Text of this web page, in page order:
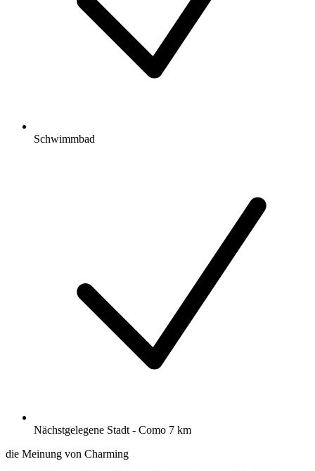
Schwimmbad
Nächstgelegene Stadt - Como 7 km
die Meinung von Charming